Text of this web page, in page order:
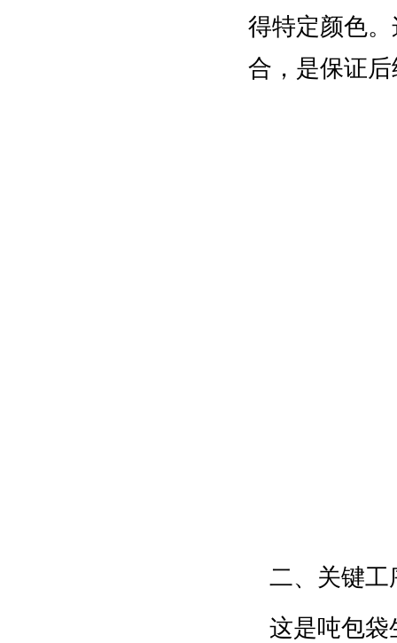
得特定颜色
合，是保证
二、关键工
这是吨包袋